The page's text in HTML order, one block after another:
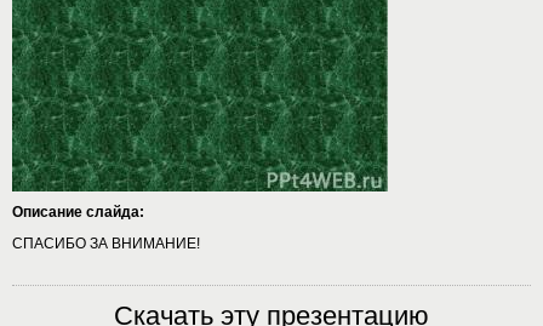
Описание слайда:
СПАСИБО ЗА ВНИМАНИЕ!
Скачать эту презентацию